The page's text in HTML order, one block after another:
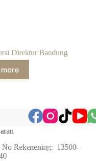
Direktur Bandung
Rekenening: 13500-